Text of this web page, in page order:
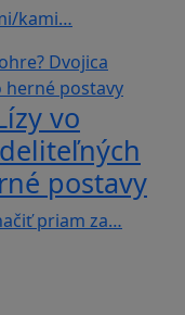
kami…
vo
postavy
priam za…